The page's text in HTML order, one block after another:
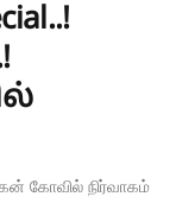
கோவில் நிர்வாகம்